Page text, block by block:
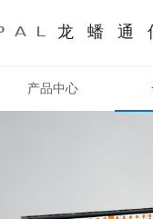
产品中心
龙 蟠 通